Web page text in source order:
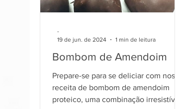
Bombom de Amendoim
Prepare-se para se deliciar com nossa
receita de bombom de amendoim
proteico, uma combinação irresistível
-
19 de jun. de 2024
1 min de leitura